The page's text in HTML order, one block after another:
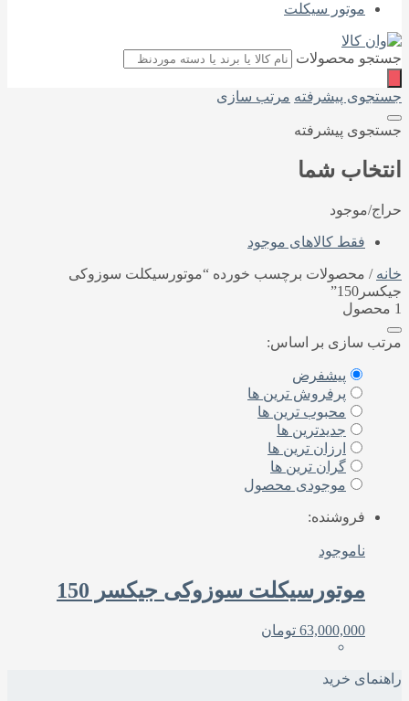
موتور سیکلت
جستجو محصولات
جستجوی پیشرفته مرتب سازی
جستجوی پیشرفته
انتخاب شما
حراج/موجود
فقط کالاهای موجود
خانه / محصولات برچسب خورده “موتورسیکلت سوزوکی
جیکسر150”
1 محصول
مرتب سازی بر اساس:
پیشفرض
پرفروش ترین ها
محبوب ترین ها
جدیدترین ها
ارزان ترین ها
گران ترین ها
موجودی محصول
فروشنده:
ناموجود
موتورسیکلت سوزوکی جیکسر 150
63,000,000 تومان
راهنمای خرید